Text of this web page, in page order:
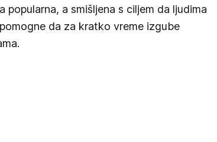
popularna, a smišljena s ciljem da ljudima
da za kratko vreme izgube